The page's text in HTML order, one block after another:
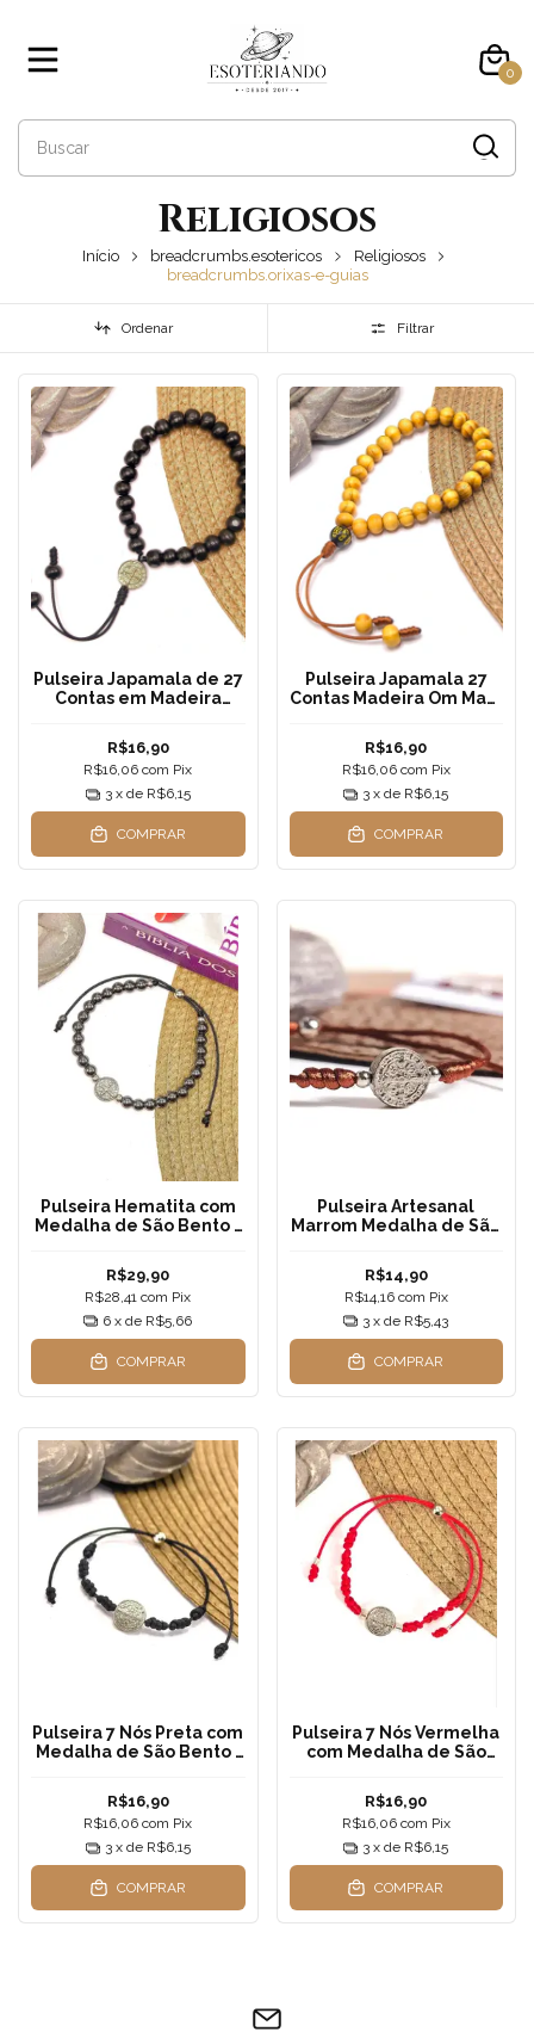
0
Religiosos
Início breadcrumbs.esotericos
Religiosos
breadcrumbs.orixas-e-guias
Ordenar Filtrar
Pulseira Japamala de 27
Contas em Madeira
Medalha de São Bento
Dupla-Face
R$16,90
R$16,06com Pix
3 x de R$6,15
COMPRAR
Pulseira Japamala 27
Contas Madeira Om Mani
Mala Tibetana Ajustável
Unissex
R$16,90
R$16,06 com Pix
3 x de R$6,15
COMPRAR
Pulseira Hematita com
Medalha de São Bento -
Ajustável
R$29,90
R$28,41com Pix
6 x de R$5,66
COMPRAR
Pulseira Artesanal
Marrom Medalha de São
Proteção e Fé com
Elegância
R$14,90
R$14,16 com Pix
3 x de R$5,43
COMPRAR
Pulseira 7 Nós Preta com
Medalha de São Bento |
Delicada 1mm
R$16,90
R$16,06com Pix
3 x de R$6,15
COMPRAR
Pulseira 7 Nós Vermelha
com Medalha de São
Delicada fio fino
R$16,90
R$16,06 com Pix
3 x de R$6,15
COMPRAR